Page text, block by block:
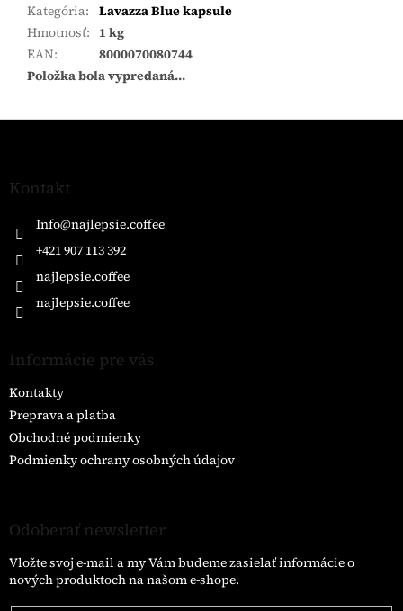
Kategória: Lavazza Blue kapsule
Hmotnosť: 1 kg
EAN:
8000070080744
Položka bola vypredaná…
Z
Kontakt
Info@najlepsie.coffee
+421 907 113 392
najlepsie.coffee
najlepsie.coffee
Informácie pre vás
Kontakty
Preprava a platba
Obchodné podmienky
Podmienky ochrany osobných údajov
Odoberať newsletter
Vložte svoj e-mail a my Vám budeme zasielať informácie o
nových produktoch na našom e-shope.